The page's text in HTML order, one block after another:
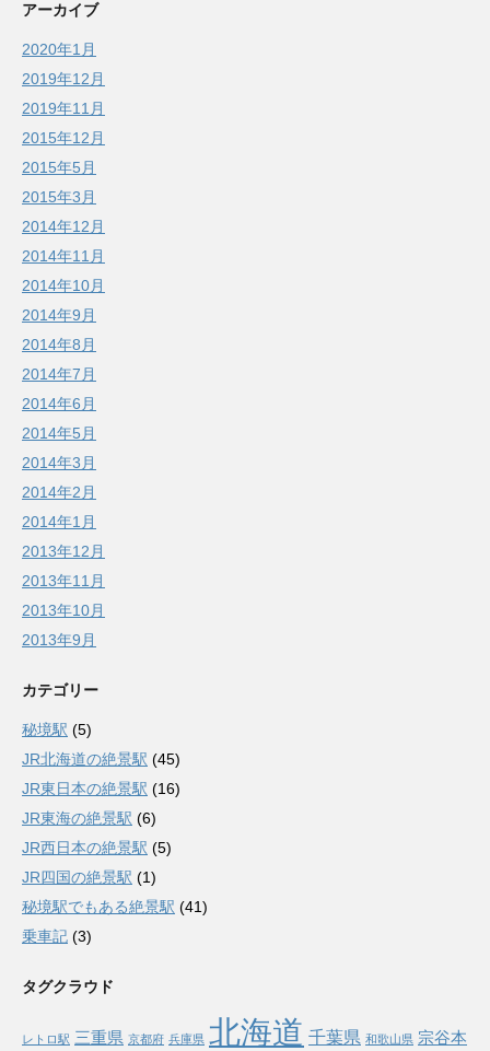
アーカイブ
2020年1月
2019年12月
2019年11月
2015年12月
2015年5月
2015年3月
2014年12月
2014年11月
2014年10月
2014年9月
2014年8月
2014年7月
2014年6月
2014年5月
2014年3月
2014年2月
2014年1月
2013年12月
2013年11月
2013年10月
2013年9月
カテゴリー
秘境駅 (5)
JR北海道の絶景駅 (45)
JR東日本の絶景駅 (16)
JR東海の絶景駅 (6)
JR西日本の絶景駅 (5)
JR四国の絶景駅 (1)
秘境駅でもある絶景駅 (41)
乗車記 (3)
タグクラウド
レトロ駅 三重県 京都府 兵庫県 北海道 千葉県 和歌山県 宗谷本